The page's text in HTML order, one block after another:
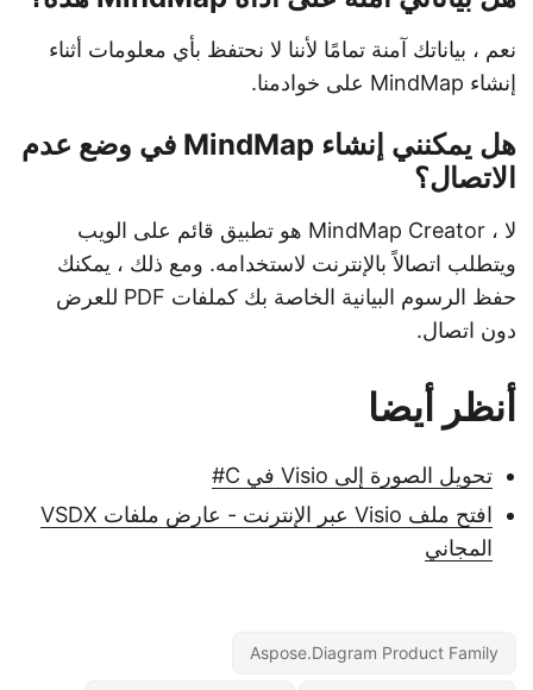
نعم ، بياناتك آمنة تمامًا لأننا لا نحتفظ بأي معلومات أثناء
إنشاء MindMap على خوادمنا.
هل يمكنني إنشاء MindMap في وضع عدم
الاتصال؟
لا ، MindMap Creator هو تطبيق قائم على الويب
ويتطلب اتصالاً بالإنترنت لاستخدامه. ومع ذلك ، يمكنك
حفظ الرسوم البيانية الخاصة بك كملفات PDF للعرض
دون اتصال.
أنظر أيضا
تحويل الصورة إلى Visio في C#
افتح ملف Visio عبر الإنترنت - عارض ملفات VSDX
المجاني
Aspose.Diagram Product Family